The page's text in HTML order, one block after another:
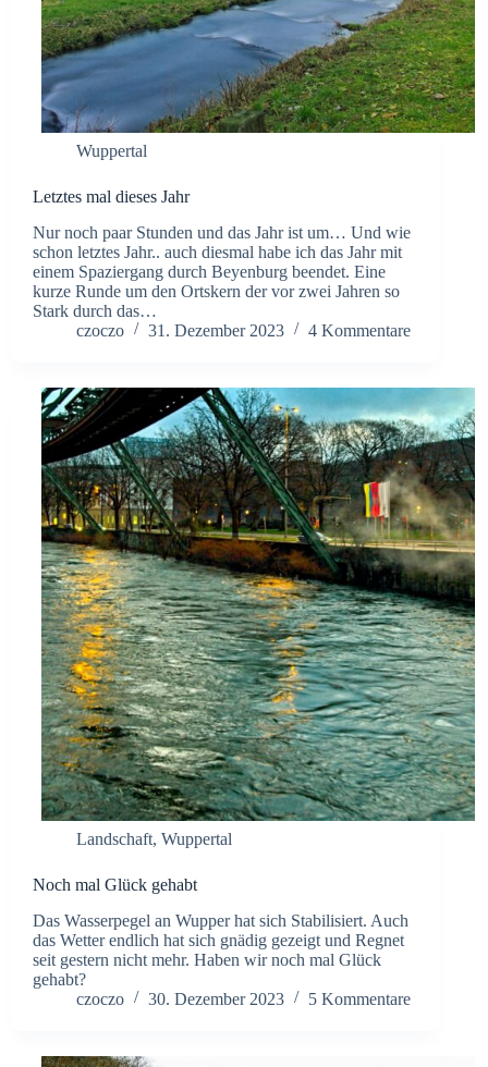
Wuppertal
Letztes mal dieses Jahr
Nur noch paar Stunden und das Jahr ist um… Und wie
schon letztes Jahr.. auch diesmal habe ich das Jahr mit
einem Spaziergang durch Beyenburg beendet. Eine
kurze Runde um den Ortskern der vor zwei Jahren so
Stark durch das…
czoczo
31. Dezember 2023 4 Kommentare
Landschaft, Wuppertal
Noch mal Glück gehabt
Das Wasserpegel an Wupper hat sich Stabilisiert. Auch
das Wetter endlich hat sich gnädig gezeigt und Regnet
seit gestern nicht mehr. Haben wir noch mal Glück
gehabt?
czoczo
30. Dezember 2023 5 Kommentare